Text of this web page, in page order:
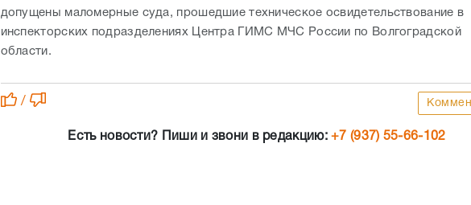
допущены маломерные суда, прошедшие техническое освидетельствование в
инспекторских подразделениях Центра ГИМС МЧС России по Волгоградской
области.
/
Есть новости? Пиши и звони в редакцию:+7 (937) 55-66-102